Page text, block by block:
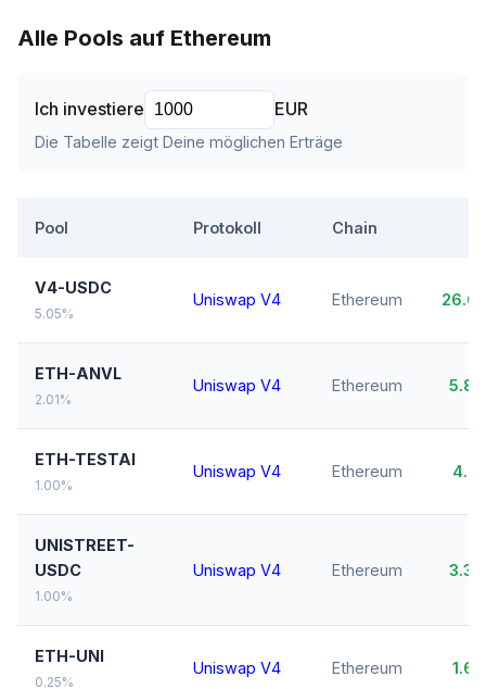
Alle Pools auf Ethereum
Ich investiere EUR
Die Tabelle zeigt Deine möglichen Erträge
Pool Protokoll Chain
V4-USDC
5.05%
Uniswap V4 Ethereum
ETH-ANVL
2.01%
Uniswap V4 Ethereum
ETH-TESTAI
1.00%
Uniswap V4 Ethereum
UNISTREET-
USDC
1.00%
Uniswap V4 Ethereum
ETH-UNI
0.25%
Uniswap V4 Ethereum